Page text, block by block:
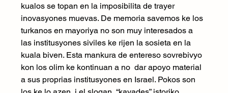
kualos se topan en la imposibilita de trayer
inovasyones muevas. De memoria savemos ke los
turkanos en mayoriya no son muy interesados a
las institusyones siviles ke rijen la sosieta en la
kuala biven. Esta mankura de entereso sovrebivyo
kon los olim ke kontinuan a no  dar apoyo material
a sus proprias institusyones en Israel. Pokos son